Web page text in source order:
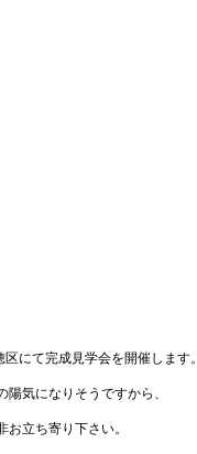
にて完成見学会を開催します。
気になりそうですから、
お立ち寄り下さい。